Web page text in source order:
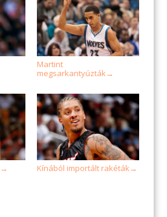
Martint
megsarkantyúzták→
→ Kínából importált rakéták→